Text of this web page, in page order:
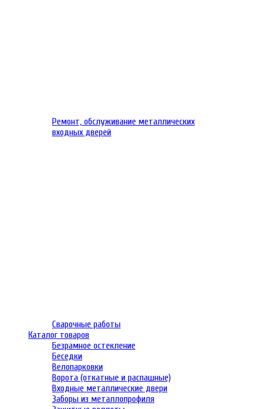
Ремонт, обслуживание металлических
входных дверей
Сварочные работы
Каталог товаров
Безрамное остекление
Беседки
Велопарковки
Ворота (откатные и распашные)
Входные металлические двери
Заборы из металлопрофиля